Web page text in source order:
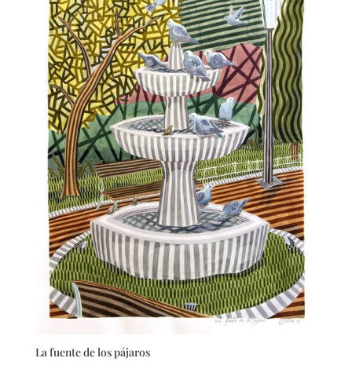
La fuente de los pájaros